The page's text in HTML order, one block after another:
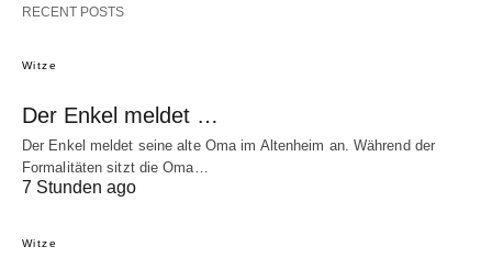
RECENT POSTS
Witze
Der Enkel meldet …
Der Enkel meldet seine alte Oma im Altenheim an. Während der
Formalitäten sitzt die Oma…
7 Stunden ago
Witze